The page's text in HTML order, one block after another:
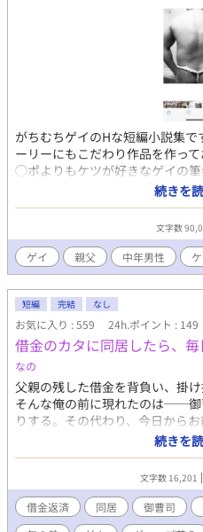
がちむちゲイのHな短編小説集
ーリーにもこだわり作品を作っ
◯ポよりもケツが好きなゲイの
ンや官能描写。映像では味わえ
い。是非あなたのお供として活
続きを
文字数
ゲイ 親父 中年男性
短編 完結 なし
お気に入り : 559 24h.ポイント : 149
借金のカタに同居したら、
なの
父親の残した借金を背負い、掛
そんな俺の前に現れたのは──御
りする。その代わり、今日から
ってきたくせに、実際はやたら
スイーツを買ってきたり、風邪
って本当に借金返済のはずだっ
は、いつしか恋へと変わってい
庶民の同居生活は、溺愛だらけで
クッと読んでいただけると嬉し
続きを
文字数 16,201
借金返済 同居 御曹司